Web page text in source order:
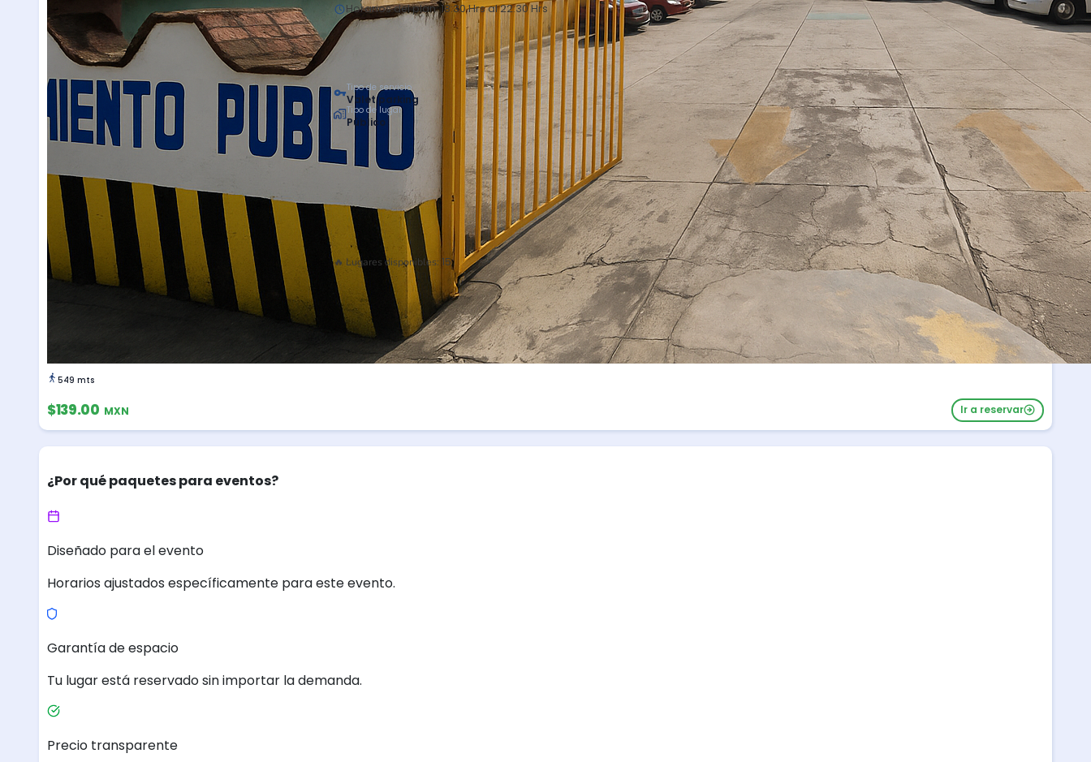
549 mts
Horarios del plan: 18:30 Hrs al 22:30 Hrs
🔥 Lugares disponibles: 15
Tipo de servicio
Valet parking
Tipo de lugar
Público
$139.00 MXN Ir a reservar
¿Por qué paquetes para eventos?
Diseñado para el evento
Horarios ajustados específicamente para este evento.
Garantía de espacio
Tu lugar está reservado sin importar la demanda.
Precio transparente